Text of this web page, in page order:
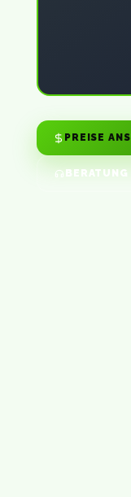
PREISE
BERATUNG